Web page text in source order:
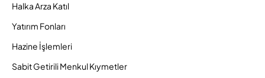
Halka Arza Katıl
Yatırım Fonları
Hazine İşlemleri
Sabit Getirili Menkul Kıymetler